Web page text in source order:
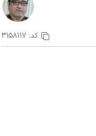
کد:3158117